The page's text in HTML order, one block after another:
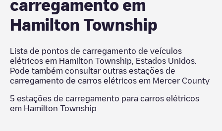
carregamento em
Hamilton Township
Lista de pontos de carregamento de veículos
elétricos em Hamilton Township Estados Unidos
Pode também consultar outras estações de
carregamento de carros elétricos em Mercer County
5 estações de carregamento para carros elétricos
em Hamilton Township